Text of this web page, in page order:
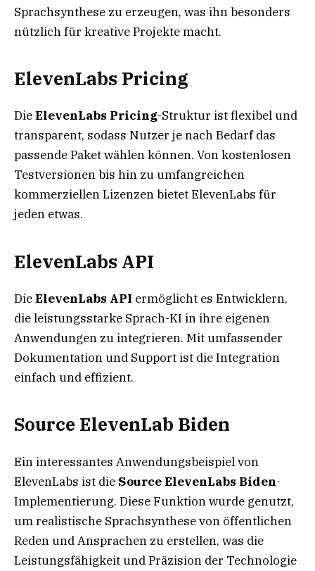
Sprachsynthese zu erzeugen, was ihn besonders
nützlich für kreative Projekte macht.
ElevenLabs Pricing
DieElevenLabs Pricing-Struktur ist flexibel und
transparent, sodass Nutzer je nach Bedarf das
passende Paket wählen können. Von kostenlosen
Testversionen bis hin zu umfangreichen
kommerziellen Lizenzen bietet ElevenLabs für
jeden etwas.
ElevenLabs API
DieElevenLabs API ermöglicht es Entwicklern,
die leistungsstarke Sprach-KI in ihre eigenen
Anwendungen zu integrieren. Mit umfassender
Dokumentation und Support ist die Integration
einfach und effizient.
Source ElevenLab Biden
Ein interessantes Anwendungsbeispiel von
ElevenLabs ist die Source ElevenLabs Biden-
Implementierung. Diese Funktion wurde genutzt,
um realistische Sprachsynthese von öffentlichen
Reden und Ansprachen zu erstellen, was die
Leistungsfähigkeit und Präzision der Technologie